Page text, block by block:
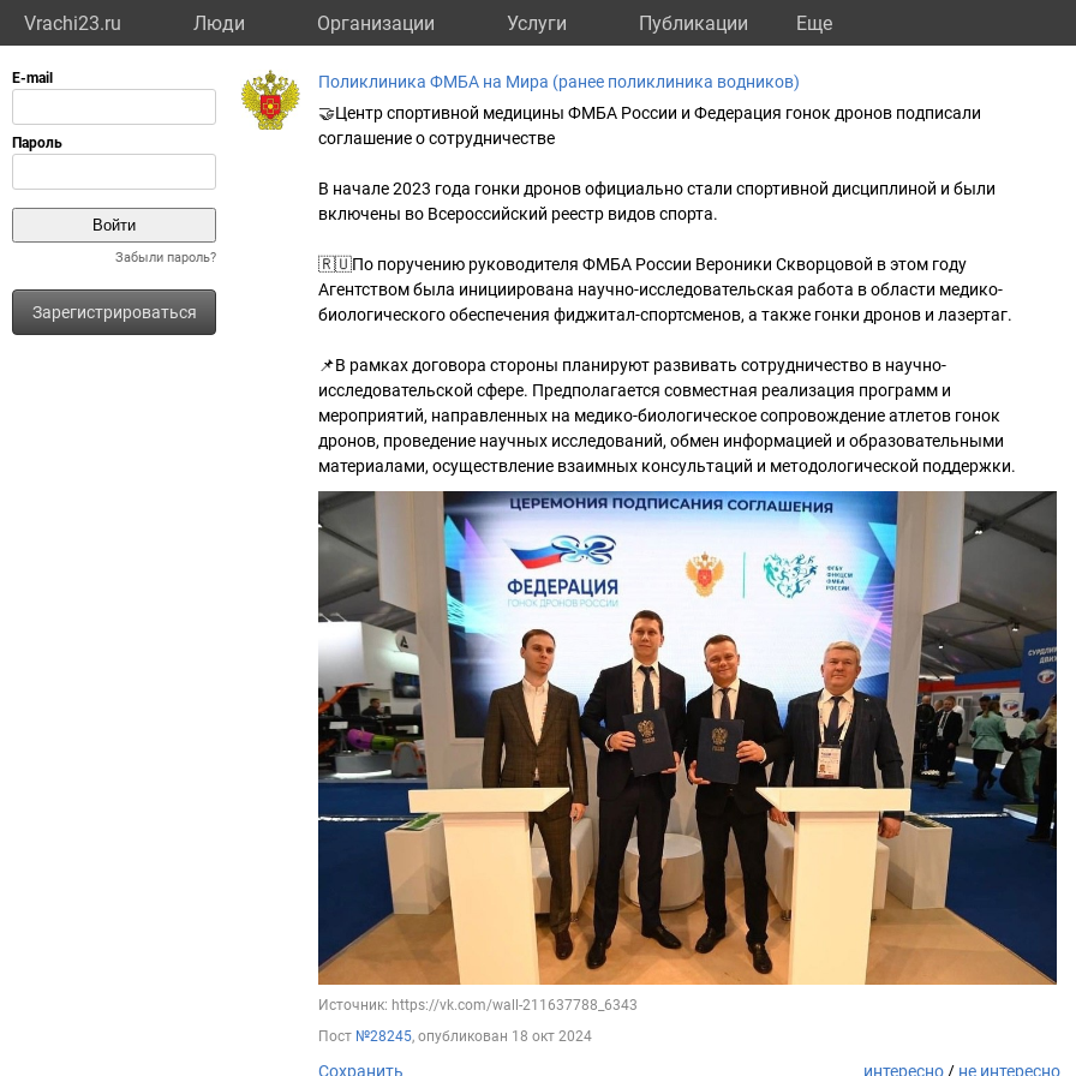
Vrachi23.ru Люди Организации Услуги Публикации Eще
Забыли пароль?
Зарегистрироваться
Поликлиника ФМБА на Мира (ранее поликлиника водников)
🤝Центр спортивной медицины ФМБА России и Федерация гонок дронов подписали
соглашение о сотрудничестве
В начале 2023 года гонки дронов официально стали спортивной дисциплиной и были
включены во Всероссийский реестр видов спорта.
🇷🇺По поручению руководителя ФМБА России Вероники Скворцовой в этом году
Агентством была инициирована научно-исследовательская работа в области медико-
биологического обеспечения фиджитал-спортсменов, а также гонки дронов и лазертаг.
📌В рамках договора стороны планируют развивать сотрудничество в научно-
исследовательской сфере. Предполагается совместная реализация программ и
мероприятий, направленных на медико-биологическое сопровождение атлетов гонок
дронов, проведение научных исследований, обмен информацией и образовательными
материалами, осуществление взаимных консультаций и методологической поддержки.
Источник: https://vk.com/wall-211637788_6343
Пост №28245, опубликован 18 окт 2024
Сохранить интересно / не интересно